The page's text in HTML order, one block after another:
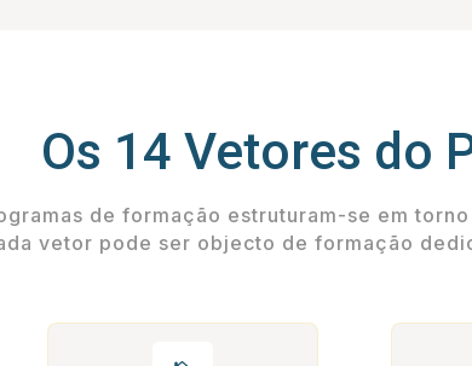
Os 14 Vetores do
de formação estruturam-se em
vetor pode ser objecto de formação